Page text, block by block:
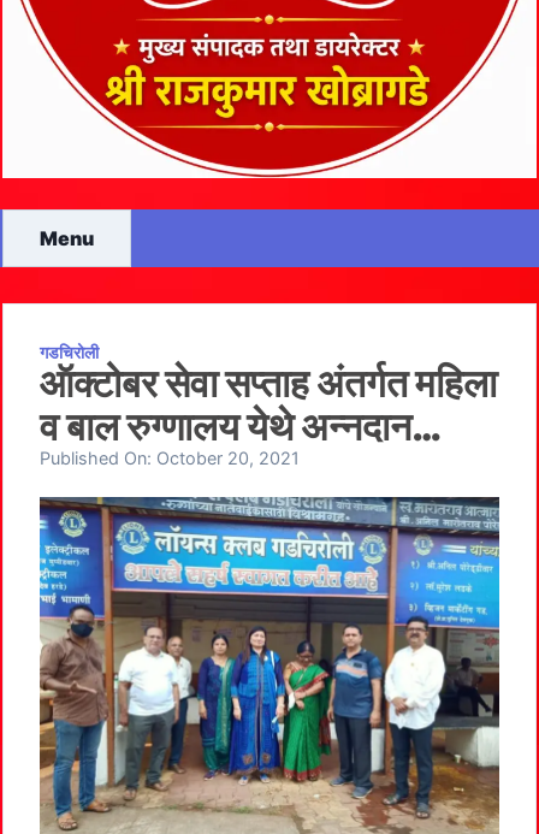
Menu
गडचिरोली
ऑक्टोबर सेवा सप्ताह अंतर्गत महिला
व बाल रुग्णालय येथे अन्नदान…
Published On: October 20, 2021